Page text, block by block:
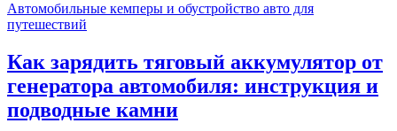
Автомобильные кемперы и обустройство авто для
путешествий
Как зарядить тяговый аккумулятор от
генератора автомобиля: инструкция и
подводные камни